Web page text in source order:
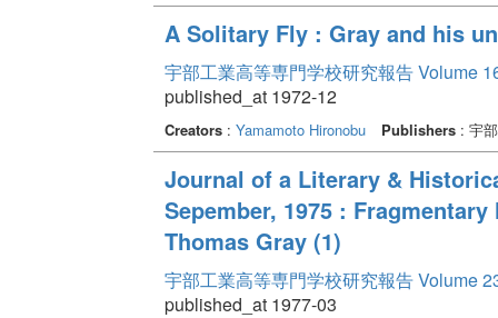
A Solitary Fly : Gray and his
宇部工業高等専門学校研究報告 Volume
published_at 1972-12
Creators: Yamamoto Hironobu Publishers: 宇部
Journal of a Literary &
Sepember, 1975 :
Thomas Gray (1)
宇部工業高等専門学校研究報告 Volume
published_at 1977-03